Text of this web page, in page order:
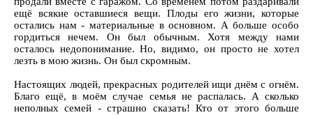
ещё всякие оставшиеся вещи. Плоды его жизни, которые
остались нам - материальные в основном. А больше особо
гордиться нечем. Он был обычным. Хотя между нами
осталось недопонимание. Но, видимо, он просто не хотел
лезть в мою жизнь. Он был скромным.
Настоящих людей, прекрасных родителей ищи днём с огнём.
Благо ещё, в моём случае семья не распалась. А сколько
неполных семей - страшно сказать! Кто от этого больше